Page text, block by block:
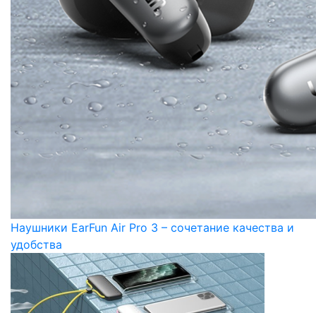
Наушники EarFun Air Pro 3 – сочетание качества и
удобства